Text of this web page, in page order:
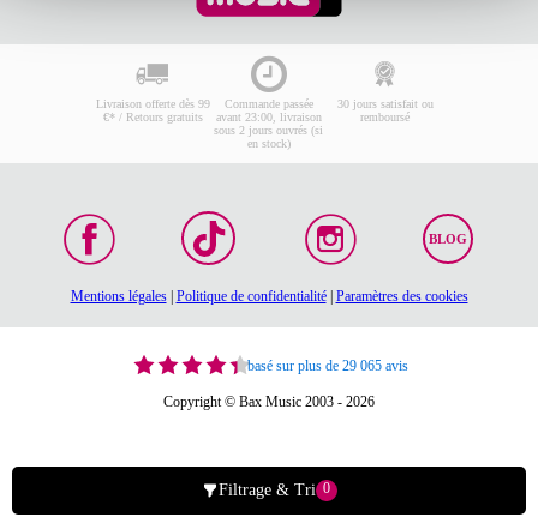
Filtrage & Tri 0
Livraison offerte dès 99
€* / Retours gratuits
Commande passée
avant 23:00, livraison
sous 2 jours ouvrés (si
en stock)
30 jours satisfait ou
remboursé
BLOG
Mentions légales| Politique de confidentialité| Paramètres des cookies
basé sur plus de 29 065 avis
Copyright © Bax Music 2003 - 2026